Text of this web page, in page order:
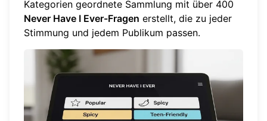
Kategorien geordnete Sammlung mit über 400
Never Have I Ever-Fragen erstellt, die zu jeder
Stimmung und jedem Publikum passen.